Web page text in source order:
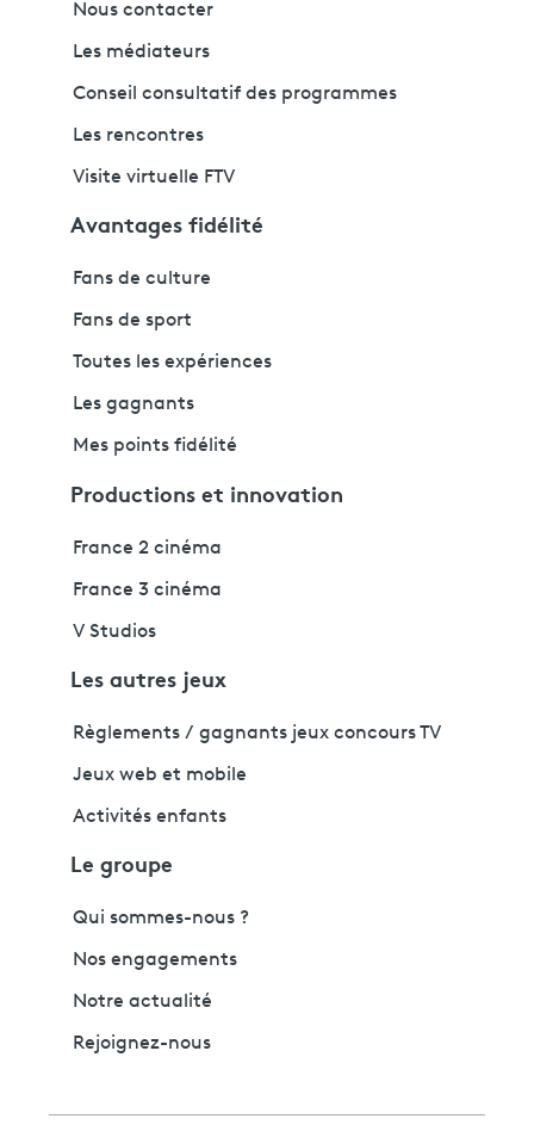
Nous contacter
Les médiateurs
Conseil consultatif des programmes
Les rencontres
Visite virtuelle FTV
Avantages fidélité
Fans de culture
Fans de sport
Toutes les expériences
Les gagnants
Mes points fidélité
Productions et innovation
France 2 cinéma
France 3 cinéma
V Studios
Les autres jeux
Règlements / gagnants jeux concours TV
Jeux web et mobile
Activités enfants
Le groupe
Qui sommes-nous ?
Nos engagements
Notre actualité
Rejoignez-nous